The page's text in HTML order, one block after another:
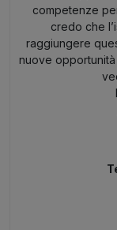
competenze
credo che
raggiungere
nuove